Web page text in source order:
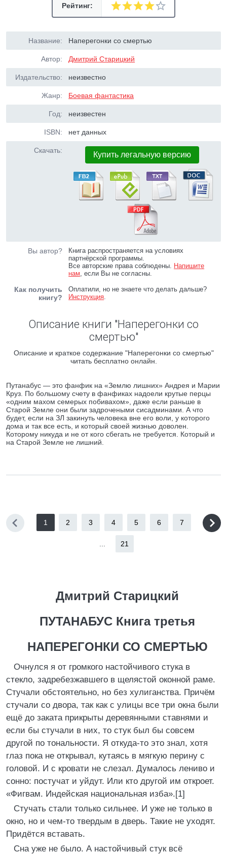
Рейтинг:
Название: Наперегонки со смертью
Автор: Дмитрий Старицкий
Издательство: неизвестно
Жанр: Боевая фантастика
Год: неизвестен
ISBN: нет данных
Скачать: Купить легальную версию
Вы автор?
Книга распространяется на условиях
партнёрской программы.
Все авторские права соблюдены. Напишите
нам, если Вы не согласны.
Как получить
книгу?
Оплатили, но не знаете что делать дальше?
Инструкция.
Описание книги "Наперегонки со
смертью"
Описание и краткое содержание "Наперегонки со смертью"
читать бесплатно онлайн.
Путанабус — это фанфик на «Землю лишних» Андрея и Марии
Круз. По большому счету в фанфиках надоели крутые перцы
«одним махом семерых побивахом», даже если раньше в
Старой Земле они были задрочеными сисадминами. А что
будет, если на ЗЛ закинуть человека вне его воли, у которого
дома и так все есть, и который своей жизнью доволен.
Которому никуда и не от кого сбегать не требуется. Который и
на Старой Земле не лишний.
1 2 3 4 5 6 7
21
Дмитрий Старицкий
ПУТАНАБУС Книга третья
НАПЕРЕГОНКИ СО СМЕРТЬЮ
Очнулся я от громкого настойчивого стука в
стекло, задребезжавшего в щелястой оконной раме.
Стучали обстоятельно, но без хулиганства. Причём
стучали со двора, так как с улицы все три окна были
ещё до заката прикрыты деревянными ставнями и
если бы стучали в них, то стук был бы совсем
другой по тональности. Я откуда-то это знал, хотя
глаз пока не открывал, кутаясь в мягкую перину с
головой. И с кровати не слезал. Думалось лениво и
сонно: постучат и уйдут. Или кто другой им откроет.
«Фигвам. Индейская национальная изба».[1]
Стучать стали только сильнее. И уже не только в
окно, но и чем-то твердым в дверь. Такие не уходят.
Придётся вставать.
Сна уже не было. А настойчивый стук всё